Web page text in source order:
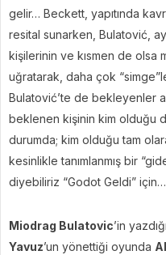
gelir… Beckett, yapıtında
resital sunarken, Bulatović,
kişilerinin ve kısmen de olsa
uğratarak, daha çok
Bulatović’te de bekleyenler
beklenen kişinin kim olduğu
durumda; kim olduğu tam
kesinlikle tanımlanmış bir
diyebiliriz “Godot Geldi” için…
Miodrag Bulatovic’in
Yavuz’un yönettiği oyunda